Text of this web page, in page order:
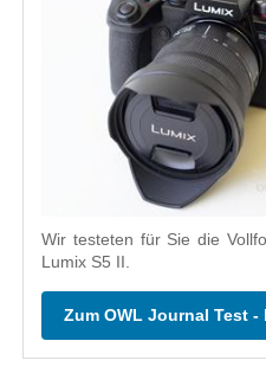
Wir testeten für Sie die
Lumix S5 II.
Zum OWL Journal Test -